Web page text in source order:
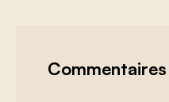
Commentaires